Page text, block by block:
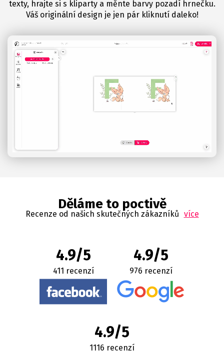
texty, hrajte si s kliparty a měnte barvy pozadí hrnečku.
Váš originální design je jen pár kliknutí daleko!
Děláme to poctivě
Recenze od našich skutečných zákazníků více
4.9/5
411 recenzí
4.9/5
976 recenzí
4.9/5
1116 recenzí